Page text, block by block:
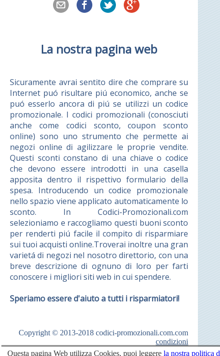
La nostra pagina web
Sicuramente avrai sentito dire che comprare su
Internet puó risultare piú economico, anche se
puó esserlo ancora di piú se utilizzi un codice
promozionale. I codici promozionali (conosciuti
anche come codici sconto, coupon sconto
online) sono uno strumento che permette ai
negozi online di agilizzare le proprie vendite.
Questi sconti constano di una chiave o codice
che devono essere introdotti in una casella
apposita dentro il rispettivo formulario della
spesa. Introducendo un codice promozionale
nello spazio viene applicato automaticamente lo
sconto. In Codici-Promozionali.com
selezioniamo e raccogliamo questi buoni sconto
per renderti piú facile il compito di risparmiare
sui tuoi acquisti online.Troverai inoltre una gran
varietá di negozi nel nosotro direttorio, con una
breve descrizione di ognuno di loro per farti
conoscere i migliori siti web in cui spendere.
Speriamo essere d'aiuto a tutti i risparmiatori!
Copyright © 2013-2018 codici-promozionali.com.com
condizioni
Questa pagina Web utilizza Cookies, puoi leggerela nostra politica